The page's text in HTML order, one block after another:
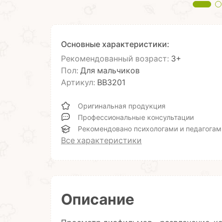
Основные характеристики:
Рекомендованный возраст: 3+
Пол: Для мальчиков
Артикул: ВВ3201
Оригинальная продукция
Профессиональные консультации
Рекомендовано психологами и
Все характеристики
Описание